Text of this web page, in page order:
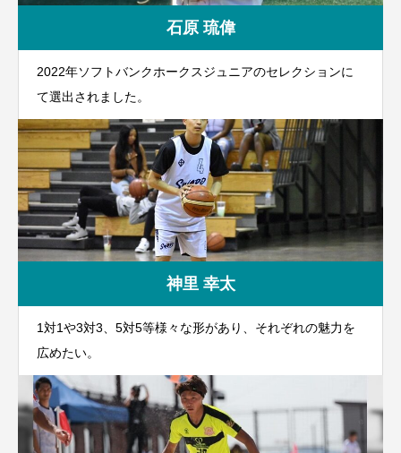
石原 琉偉
2022年ソフトバンクホークスジュニアのセレクションに
て選出されました。
神里 幸太
1対1や3対3、5対5等様々な形があり、それぞれの魅力を
広めたい。